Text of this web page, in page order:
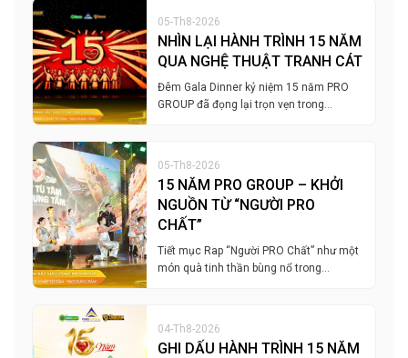
05-Th8-2026
NHÌN LẠI HÀNH TRÌNH 15 NĂM
QUA NGHỆ THUẬT TRANH CÁT
Đêm Gala Dinner kỷ niệm 15 năm PRO
GROUP đã đọng lại trọn vẹn trong…
05-Th8-2026
15 NĂM PRO GROUP – KHỞI
NGUỒN TỪ “NGƯỜI PRO
CHẤT”
Tiết mục Rap “Người PRO Chất” như một
món quà tinh thần bùng nổ trong…
04-Th8-2026
GHI DẤU HÀNH TRÌNH 15 NĂM